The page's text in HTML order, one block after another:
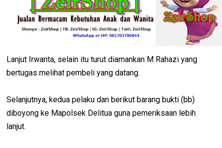
Lanjut Irwanta, selain itu turut diamankan M Rahazi yang
bertugas melihat pembeli yang datang.
Selanjutnya, kedua pelaku dan berikut barang bukti (bb)
diboyong ke Mapolsek Delitua guna pemeriksaan lebih
lanjut.